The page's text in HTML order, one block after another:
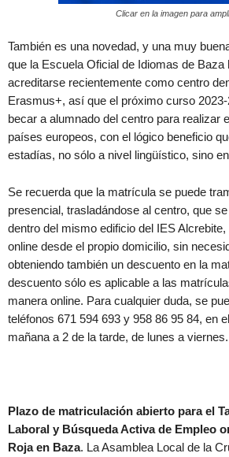
Clicar en la imagen para
También es una novedad, y una muy
que la Escuela Oficial de Idiomas de Baza
acreditarse recientemente como centro
Erasmus+, así que el próximo curso
becar a alumnado del centro para realizar
países europeos, con el lógico beneficio
estadías, no sólo a nivel lingüístico, sino
Se recuerda que la matrícula se puede
presencial, trasladándose al centro, que
dentro del mismo edificio del IES
online desde el propio domicilio, sin
obteniendo también un descuento en la
descuento sólo es aplicable a las
manera online. Para cualquier duda, se
teléfonos 671 594 693 y 958 86 95 84, en
mañana a 2 de la tarde, de lunes a viernes.
Plazo de matriculación abierto para el
Laboral y Búsqueda Activa de Empleo
Roja en Baza. La Asamblea Local de la